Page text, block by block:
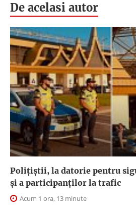
De acelasi autor
Polițiștii, la datorie pentru
și a participanților la trafic
Acum 1 ora, 13 minute